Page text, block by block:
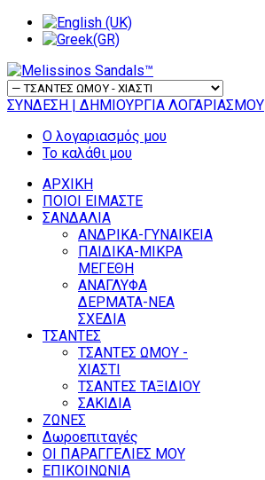
ΣΥΝΔΕΣΗ | ΔΗΜΙΟΥΡΓΙΑ ΛΟΓΑΡΙΑΣΜΟΥ
Ο λογαριασμός μου
Το καλάθι μου
ΑΡΧΙΚΗ
ΠΟΙΟΙ ΕΙΜΑΣΤΕ
ΣΑΝΔΑΛΙΑ
ΑΝΔΡΙΚΑ-ΓΥΝΑΙΚΕΙΑ
ΠΑΙΔΙΚΑ-ΜΙΚΡΑ
ΜΕΓΕΘΗ
ΑΝΑΓΛΥΦΑ
ΔΕΡΜΑΤΑ-ΝΕΑ
ΣΧΕΔΙΑ
ΤΣΑΝΤΕΣ
ΤΣΑΝΤΕΣ ΩΜΟΥ -
ΧΙΑΣΤΙ
ΤΣΑΝΤΕΣ ΤΑΞΙΔΙΟΥ
ΣΑΚΙΔΙΑ
ΖΩΝΕΣ
Δωροεπιταγές
ΟΙ ΠΑΡΑΓΓΕΛΙΕΣ ΜΟΥ
ΕΠΙΚΟΙΝΩΝΙΑ